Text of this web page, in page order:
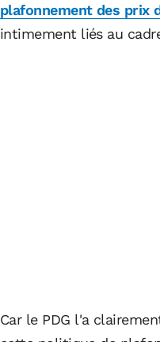
plafonnement des prix
intimement liés au
Car le PDG l'a